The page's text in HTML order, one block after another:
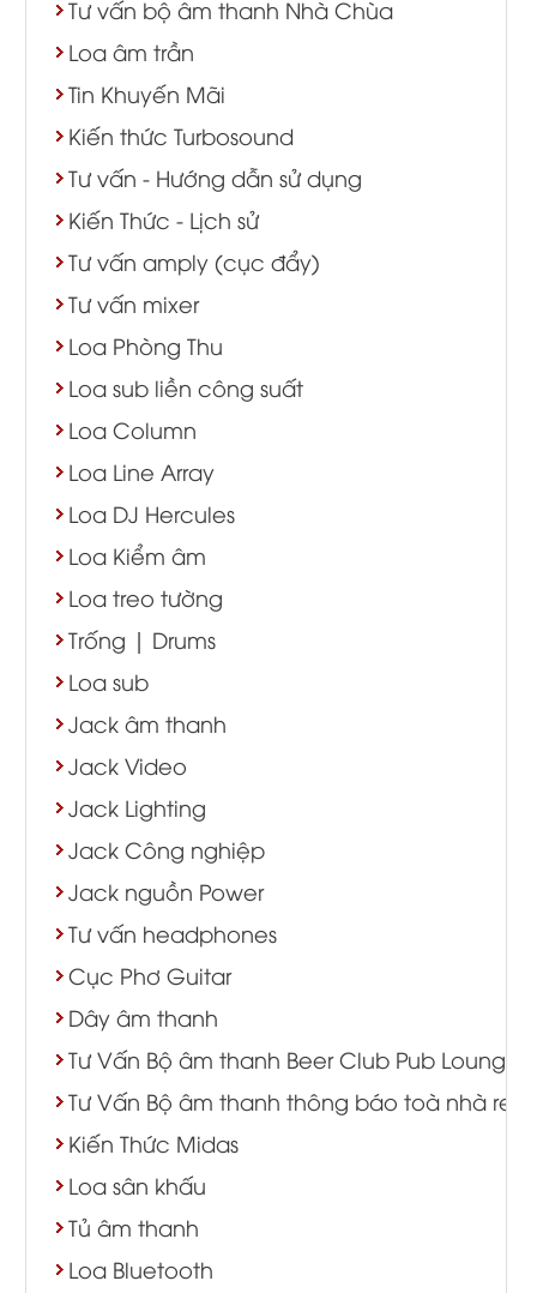
Tư vấn bộ âm thanh Nhà Chùa
Loa âm trần
Tin Khuyến Mãi
Kiến thức Turbosound
Tư vấn - Hướng dẫn sử dụng
Kiến Thức - Lịch sử
Tư vấn amply (cục đẩy)
Tư vấn mixer
Loa Phòng Thu
Loa sub liền công suất
Loa Column
Loa Line Array
Loa DJ Hercules
Loa Kiểm âm
Loa treo tường
Trống | Drums
Loa sub
Jack âm thanh
Jack Video
Jack Lighting
Jack Công nghiệp
Jack nguồn Power
Tư vấn headphones
Cục Phơ Guitar
Dây âm thanh
Tư Vấn Bộ âm thanh Beer Club Pub Lounge
Tư Vấn Bộ âm thanh thông báo toà nhà
Kiến Thức Midas
Loa sân khấu
Tủ âm thanh
Loa Bluetooth